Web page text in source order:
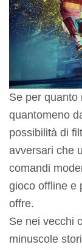
Se per quanto
quantomeno
possibilità di
avversari che
comandi
gioco offline e
offre.
Se nei vecchi
minuscole